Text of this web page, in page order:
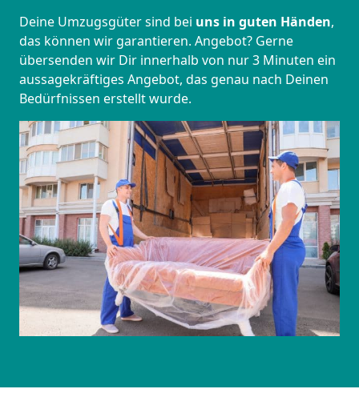
Deine Umzugsgüter sind bei uns in guten Händen,
das können wir garantieren. Angebot? Gerne
übersenden wir Dir innerhalb von nur 3 Minuten ein
aussagekräftiges Angebot, das genau nach Deinen
Bedürfnissen erstellt wurde.